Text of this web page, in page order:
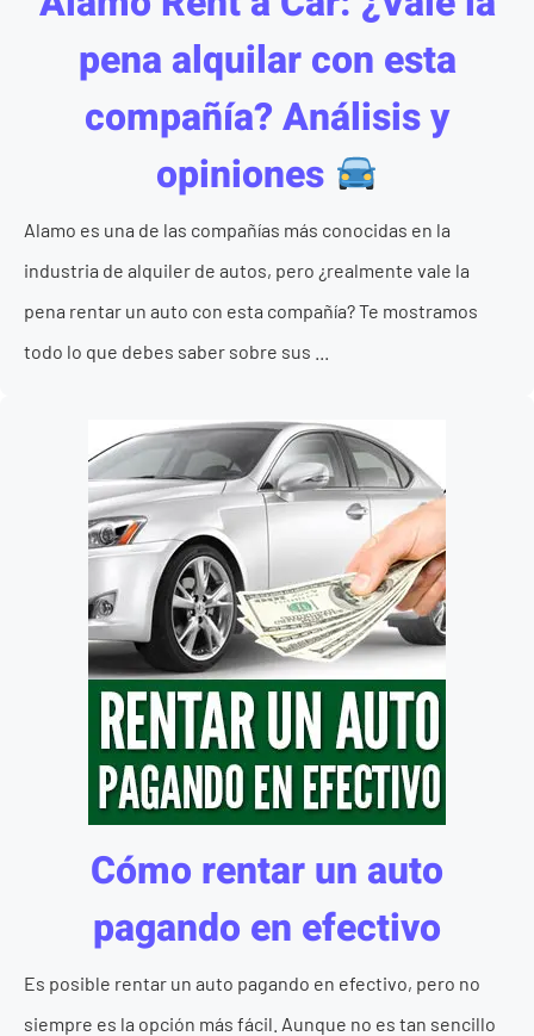
pena alquilar con esta
compañía? Análisis y
opiniones
Alamo es una de las compañías más conocidas en la
industria de alquiler de autos, pero ¿realmente vale la
pena rentar un auto con esta compañía? Te mostramos
todo lo que debes saber sobre sus ...
Cómo rentar un auto
pagando en efectivo
Es posible rentar un auto pagando en efectivo, pero no
siempre es la opción más fácil. Aunque no es tan sencillo